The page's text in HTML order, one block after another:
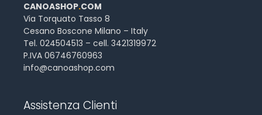
CANOASHOP.COM
Via Torquato Tasso 8
Cesano Boscone Milano – Italy
Tel. 024504513 – cell. 3421319972
P.IVA 06746760963
info@canoashop.com
Assistenza Clienti